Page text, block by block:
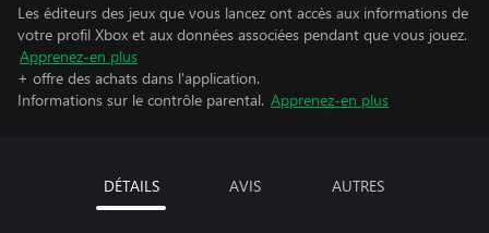
Les éditeurs des jeux que vous lancez ont accès aux informations de
votre profil Xbox et aux données associées pendant que vous jouez.
Apprenez-en plus
+ offre des achats dans l'application.
Informations sur le contrôle parental. Apprenez-en plus
DÉTAILS AVIS AUTRES